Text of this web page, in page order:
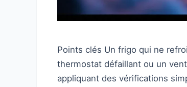
Points clés Un frigo qui ne
thermostat défaillant ou un
appliquant des vérifications